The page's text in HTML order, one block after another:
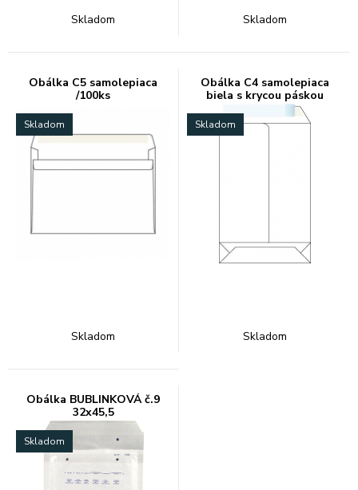
Skladom Skladom
Obálka C5 samolepiaca
/100ks
Skladom
Skladom
Obálka C4 samolepiaca
biela s krycou páskou
Skladom
Skladom
Obálka BUBLINKOVÁ č.9
32x45,5
Skladom